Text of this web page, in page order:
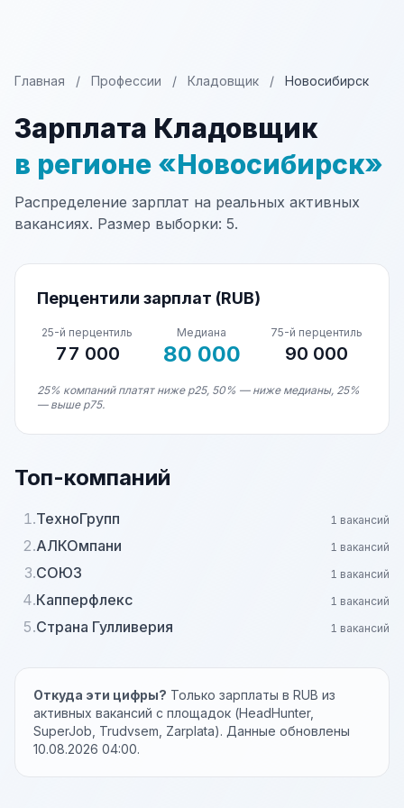
Главная / Профессии / Кладовщик / Новосибирск
Зарплата Кладовщик
в регионе «Новосибирск»
Распределение зарплат на реальных активных
вакансиях. Размер выборки: 5.
Перцентили зарплат (RUB)
25-й перцентиль
77 000
Медиана
80 000
75-й перцентиль
90 000
25% компаний платят ниже p25, 50% — ниже медианы, 25%
— выше p75.
Топ-компаний
1.ТехноГрупп 1 вакансий
2.АЛКОмпани 1 вакансий
3.СОЮЗ 1 вакансий
4.Капперфлекс 1 вакансий
5.Страна Гулливерия 1 вакансий
Откуда эти цифры? Только зарплаты в RUB из
активных вакансий с площадок (HeadHunter,
SuperJob, Trudvsem, Zarplata). Данные обновлены
10.08.2026 04:00.